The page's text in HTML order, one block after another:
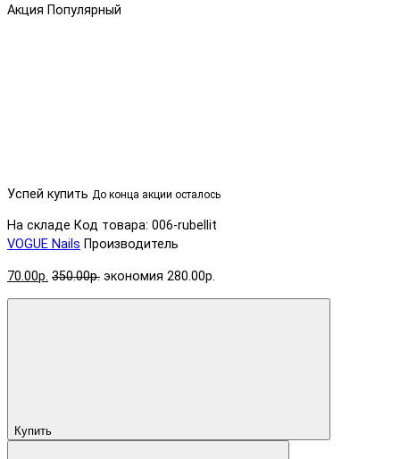
Акция Популярный
Успей купить До конца акции осталось
На складе Код товара: 006-rubellit
VOGUE Nails Производитель
70.00р. 350.00р. экономия 280.00р.
Купить